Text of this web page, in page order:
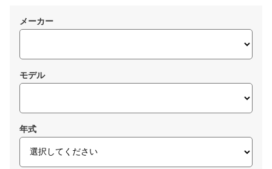
メーカー
モデル
年式